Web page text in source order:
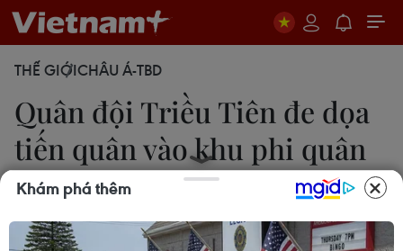
THẾ GIỚICHÂU Á-TBD
Quân đội Triều Tiên đe dọa
tiến quân vào khu phi quân
sự
16/06/2020 10:05
Khám phá thêm